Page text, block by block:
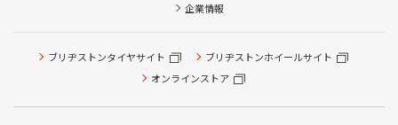
企業情報
ブリヂストンタイヤサイト
ブリヂストンホイールサイト
オンラインストア
タイヤ点検・安全点検/タイヤ履き替え/オイル交換/その他
ピット作業の予約